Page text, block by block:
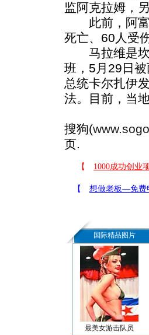
监阿克拉姆，
此前，阿富
死亡、60人受伤
马拉维是坎
班，5月29日
总统卡尔扎伊
法。目前，当
搜狗(
页.
国际精品图片
最美女游击队员